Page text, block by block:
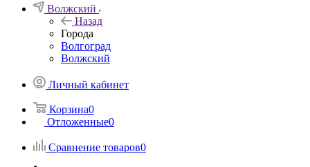
Волжский
Назад
Города
Волгоград
Волжский
Личный кабинет
Корзина0
Отложенные0
Сравнение товаров0